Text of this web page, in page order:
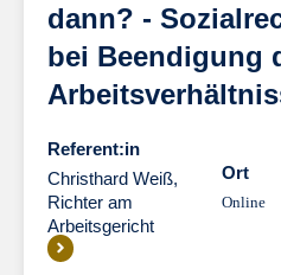
dann? -
bei Beendigung
Referent:in
Christhard Weiß,
Richter am
Arbeitsgericht
Ort
Online